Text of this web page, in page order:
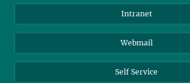
Kolloidchemie
Nachhaltige und Bio-inspirierte Materialien
Intranet
Webmail
Self Service